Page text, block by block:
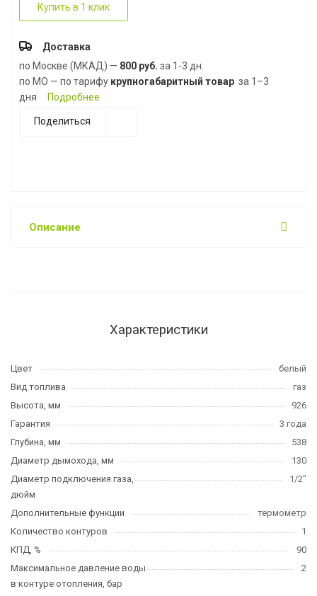
Купить в 1 клик
Доставка
по Москве (МКАД) — 800 руб. за 1-3 дн.
по МО — по тарифу крупногабаритный товар за 1–3
дня
Подробнее
Поделиться
Описание
Характеристики
Цвет
белый
Вид топлива
газ
Высота, мм
926
Гарантия
3 года
Глубина, мм
538
Диаметр дымохода, мм
130
Диаметр подключения газа,
дюйм
1/2"
Дополнительные функции
термометр
Количество контуров
1
КПД, %
90
Максимальное давление воды
в контуре отопления, бар
2